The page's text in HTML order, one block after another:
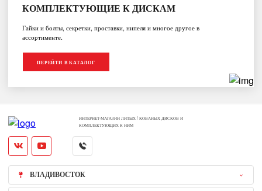
КОМПЛЕКТУЮЩИЕ К ДИСКАМ
Гайки и болты, секретки, проставки, нипеля и многое другое в
ассортименте.
ПЕРЕЙТИ В КАТАЛОГ
ИНТЕРНЕТ-МАГАЗИН ЛИТЫХ / КОВАНЫХ ДИСКОВ И
КОМПЛЕКТУЮЩИХ К НИМ
ВЛАДИВОСТОК